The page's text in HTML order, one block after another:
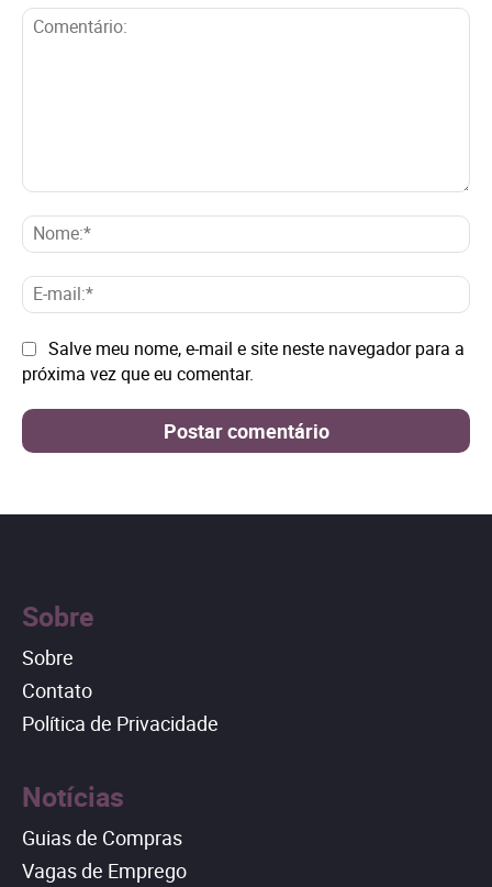
E-
Site: Salve meu nome, e-mail e site neste navegador para a
próxima vez que eu comentar.
Sobre
Sobre
Contato
Política de Privacidade
Notícias
Guias de Compras
Vagas de Emprego